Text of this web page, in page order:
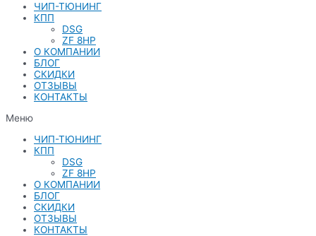
ЧИП-ТЮНИНГ
КПП
DSG
ZF 8HP
О КОМПАНИИ
БЛОГ
СКИДКИ
ОТЗЫВЫ
КОНТАКТЫ
Меню
ЧИП-ТЮНИНГ
КПП
DSG
ZF 8HP
О КОМПАНИИ
БЛОГ
СКИДКИ
ОТЗЫВЫ
КОНТАКТЫ